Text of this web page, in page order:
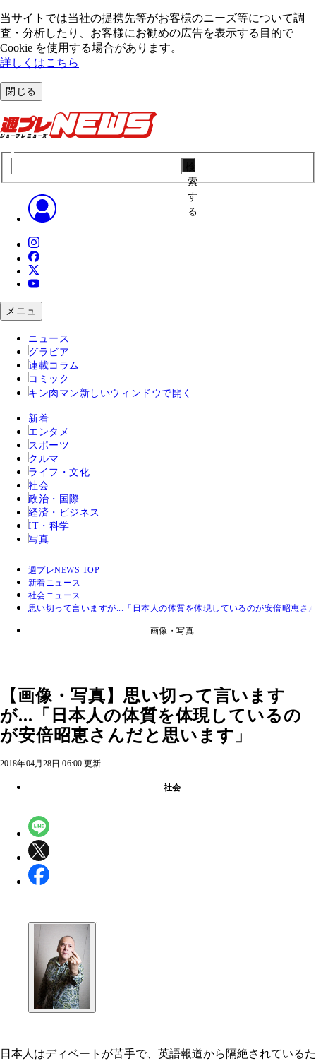
当サイトでは当社の提携先等がお客様のニーズ等について調
査・分析したり、お客様にお勧めの広告を表⽰する⽬的で
Cookie を使⽤する場合があります。
詳しくはこちら
閉じる
索
す
る
メニュ
ニュース
グラビア
連載コラム
コミック
キン肉マン 新しいウィンドウで開く
新着
エンタメ
スポーツ
クルマ
ライフ・文化
社会
政治・国際
経済・ビジネス
IT・科学
写真
週プレNEWS TOP
新着ニュース
社会ニュース
思い切って言いますが...「日本人の体質を体現しているのが安倍昭恵さ
画像・写真
【画像・写真】思い切って言います
が...「日本人の体質を体現しているの
が安倍昭恵さんだと思います」
2018年04月28日 06:00 更新
社会
日本人はディベートが苦手で、英語報道から隔絶されているた